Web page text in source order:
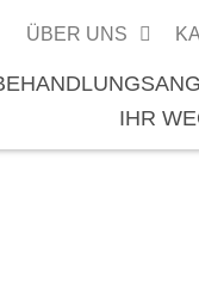
ÜBER UNS
IHR